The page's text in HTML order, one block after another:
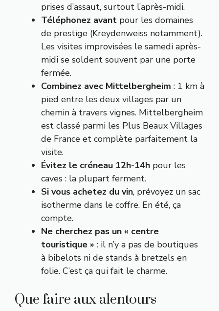
prises d’assaut, surtout l’après-midi.
Téléphonez avant pour les domaines
de prestige (Kreydenweiss notamment).
Les visites improvisées le samedi après-
midi se soldent souvent par une porte
fermée.
Combinez avec Mittelbergheim : 1 km à
pied entre les deux villages par un
chemin à travers vignes. Mittelbergheim
est classé parmi les Plus Beaux Villages
de France et complète parfaitement la
visite.
Évitez le créneau 12h-14h pour les
caves : la plupart ferment.
Si vous achetez du vin, prévoyez un sac
isotherme dans le coffre. En été, ça
compte.
Ne cherchez pas un « centre
touristique » : il n’y a pas de boutiques
à bibelots ni de stands à bretzels en
folie. C’est ça qui fait le charme.
Que faire aux alentours